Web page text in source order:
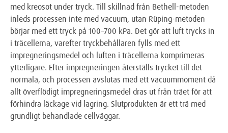
med kreosot under tryck. Till skillnad från Bethell-metoden
inleds processen inte med vacuum, utan Rüping-metoden
börjar med ett tryck på 100–700 kPa. Det gör att luft trycks in
i träcellerna, varefter tryckbehållaren fylls med ett
impregneringsmedel och luften i träcellerna komprimeras
ytterligare. Efter impregneringen återställs trycket till det
normala, och processen avslutas med ett vacuummoment då
allt överflödigt impregneringsmedel dras ut från träet för att
förhindra läckage vid lagring. Slutprodukten är ett trä med
grundligt behandlade cellväggar.